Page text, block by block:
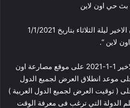
مشاهدة عرض سماك داون الاخير ليلة الثلاثاء بتاريخ 1/1/2021
لاين “.
شاهد عرض سماك داون الاخير 1-1-2021 على موقع مصارعة اون
على موعد انطلاق العرض لجميع الدول
( توقيت العرض لجميع الدول العربية )
الدولة التي ترغب فى معرفة الوقت